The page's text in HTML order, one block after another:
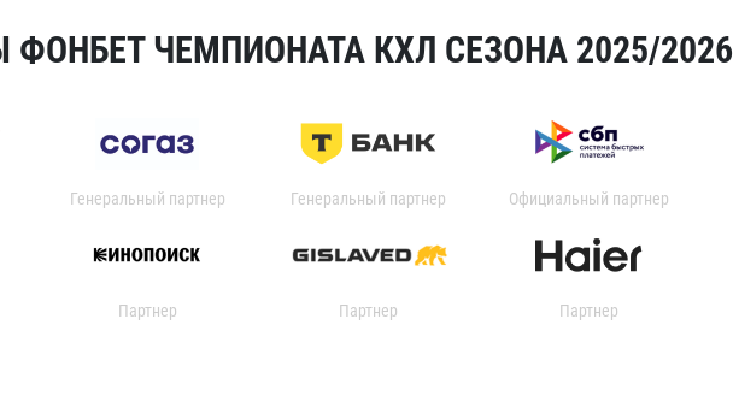
ФОНБЕТ ЧЕМПИОНАТА КХЛ СЕЗОНА 2025/2026
Генеральный партнер Генеральный партнер Официальный партнер
Партнер Партнер Партнер